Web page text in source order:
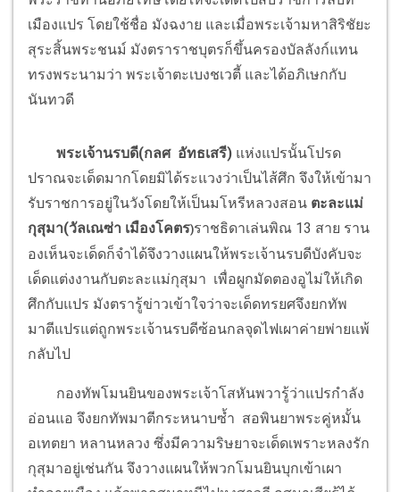
เมืองแปร โดยใช้ชื่อ มังฉงาย และเมื่อพระเจ้ามหาสิริชัยะ
สุระสิ้นพระชนม์ มังตราราชบุตรก็ขึ้นครองบัลลังก์แทน
ทรงพระนามว่า พระเจ้าตะเบงชเวตี้ และได้อภิเษกกับ
นันทวดี
พระเจ้านรบดี(กลศ อัทธเสรี) แห่งแปรนั้นโปรด
ปราณจะเด็ดมากโดยมิได้ระแวงว่าเป็นไส้ศึก จึงให้เข้ามา
รับราชการอยู่ในวังโดยให้เป็นมโหรีหลวงสอน ตะละแม่
กุสุมา(วัลเณซ่า เมืองโคตร)ราชธิดาเล่นพิณ 13 สาย ราน
องเห็นจะเด็ดก็จำได้จึงวางแผนให้พระเจ้านรบดีบังคับจะ
เด็ดแต่งงานกับตะละแม่กุสุมา เพื่อผูกมัดตองอูไม่ให้เกิด
ศึกกับแปร มังตรารู้ข่าวเข้าใจว่าจะเด็ดทรยศจึงยกทัพ
มาตีแปรแต่ถูกพระเจ้านรบดีซ้อนกลจุดไฟเผาค่ายพ่ายแพ้
กลับไป
กองทัพโมนยินของพระเจ้าโสหันพวารู้ว่าแปรกำลัง
อ่อนแอ จึงยกทัพมาตีกระหนาบซ้ำ สอพินยาพระคู่หมั้น
อเทตยา หลานหลวง ซึ่งมีความริษยาจะเด็ดเพราะหลงรัก
กุสุมาอยู่เช่นกัน จึงวางแผนให้พวกโมนยินบุกเข้าเผา